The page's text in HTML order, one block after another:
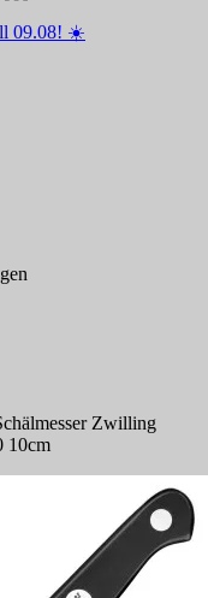
09.08! ☀️
Zwilling
10cm